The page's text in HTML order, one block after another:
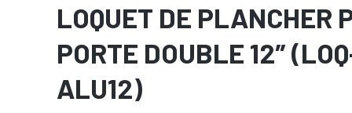
LOQUET DE PLANCHER
PORTE DOUBLE 12″
ALU12)